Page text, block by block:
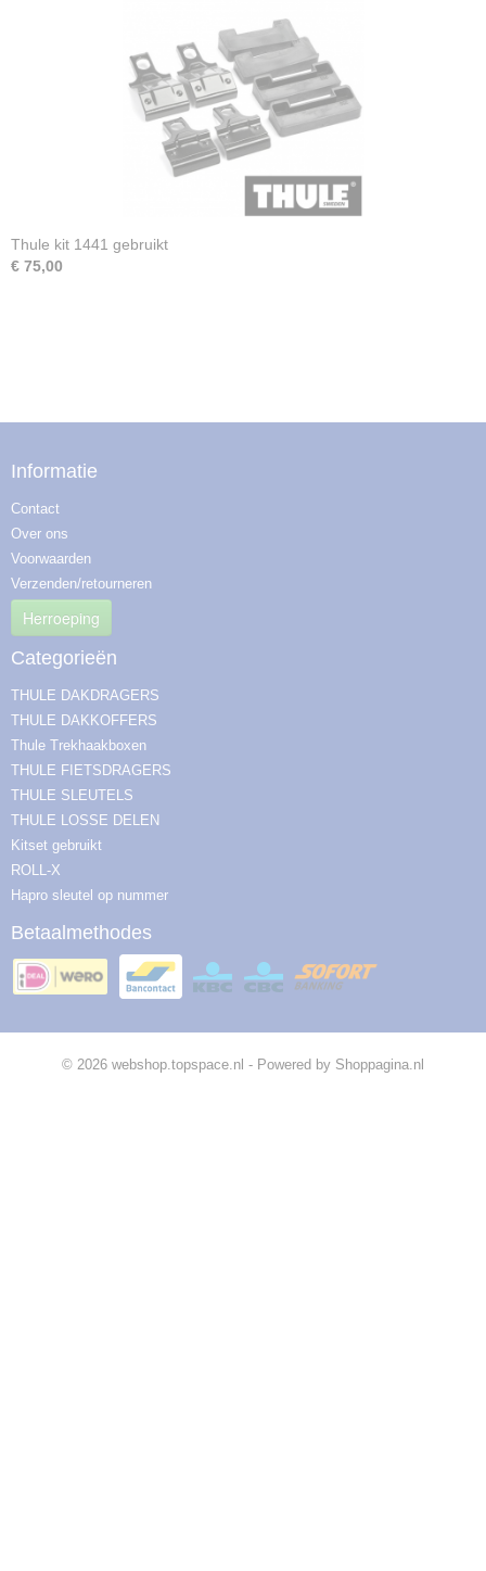
Thule kit 1441 gebruikt
€ 75,00
Informatie
Contact
Over ons
Voorwaarden
Verzenden/retourneren
Herroeping
Categorieën
THULE DAKDRAGERS
THULE DAKKOFFERS
Thule Trekhaakboxen
THULE FIETSDRAGERS
THULE SLEUTELS
THULE LOSSE DELEN
Kitset gebruikt
ROLL-X
Hapro sleutel op nummer
Betaalmethodes
© 2026 webshop.topspace.nl - Powered by Shoppagina.nl